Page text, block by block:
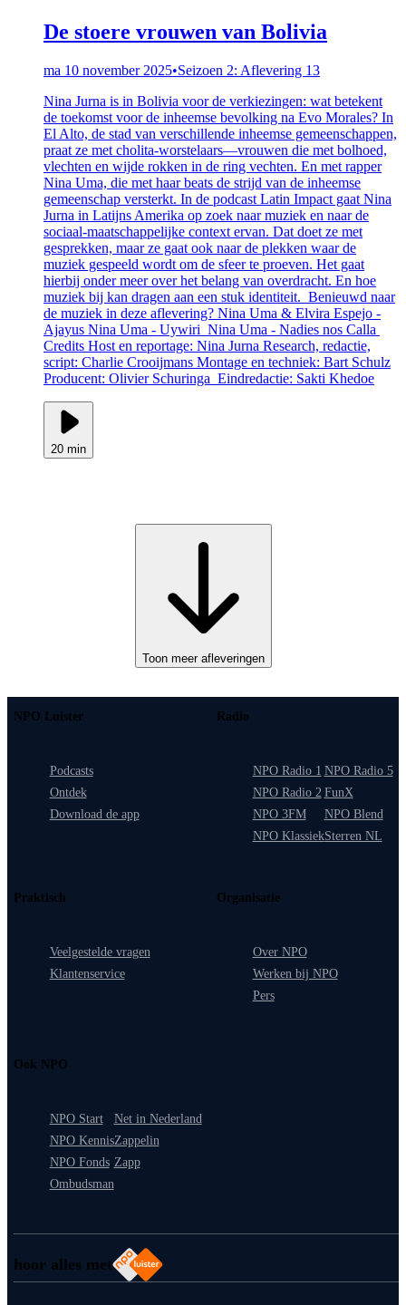
De stoere vrouwen van Bolivia
ma 10 november 2025•Seizoen 2: Aflevering 13
Nina Jurna is in Bolivia voor de verkiezingen: wat betekent
de toekomst voor de inheemse bevolking na Evo Morales? In
El Alto, de stad van verschillende inheemse gemeenschappen,
praat ze met cholita-worstelaars—vrouwen die met bolhoed,
vlechten en wijde rokken in de ring vechten. En met rapper
Nina Uma, die met haar beats de strijd van de inheemse
gemeenschap versterkt. In de podcast Latin Impact gaat Nina
Jurna in Latijns Amerika op zoek naar muziek en naar de
sociaal-maatschappelijke context ervan. Dat doet ze met
gesprekken, maar ze gaat ook naar de plekken waar de
muziek gespeeld wordt om de sfeer te proeven. Het gaat
hierbij onder meer over het belang van overdracht. En hoe
muziek bij kan dragen aan een stuk identiteit. Benieuwd naar
de muziek in deze aflevering? Nina Uma & Elvira Espejo -
Ajayus Nina Uma - Uywiri Nina Uma - Nadies nos Calla
Credits Host en reportage: Nina Jurna Research, redactie,
script: Charlie Crooijmans Montage en techniek: Bart Schulz
Producent: Olivier Schuringa Eindredactie: Sakti Khedoe
20 min
Toon meer afleveringen
hoor alles met
NPO Luister
Podcasts
Ontdek
Download de app
Radio
NPO Radio 1
NPO Radio 2
NPO 3FM
NPO Klassiek
NPO Radio 5
FunX
NPO Blend
Sterren NL
Praktisch
Veelgestelde vragen
Klantenservice
Organisatie
Over NPO
Werken bij NPO
Pers
Ook NPO
NPO Start
NPO Kennis
NPO Fonds
Ombudsman
Net in Nederland
Zappelin
Zapp